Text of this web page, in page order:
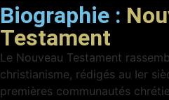
Biographie :
Testament
Le Nouveau Testament
christianisme, rédigés au Ier
premières communautés